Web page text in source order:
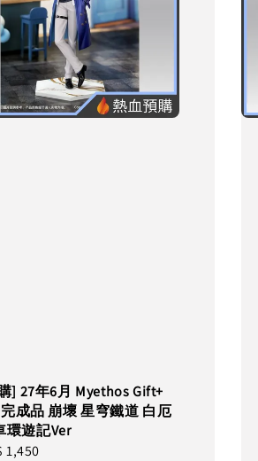
] 27年6月 Myethos Gift+
成品 崩壞 星穹鐵道 白厄
環遊記Ver
1,450